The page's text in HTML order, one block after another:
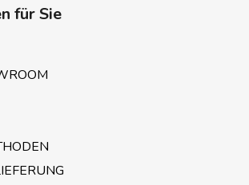
für Sie